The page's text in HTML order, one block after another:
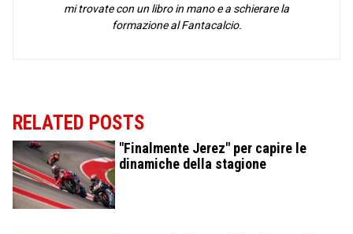
mi trovate con un libro in mano e a schierare la
formazione al Fantacalcio.
RELATED POSTS
"Finalmente Jerez" per capire le
dinamiche della stagione